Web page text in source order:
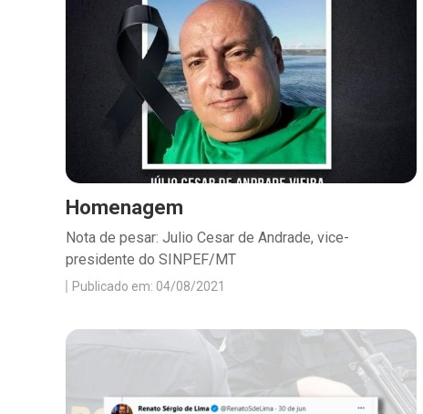
Homenagem
Nota de pesar: Julio Cesar de Andrade, vice-
presidente do SINPEF/MT
Publicado em: 04/08/2021